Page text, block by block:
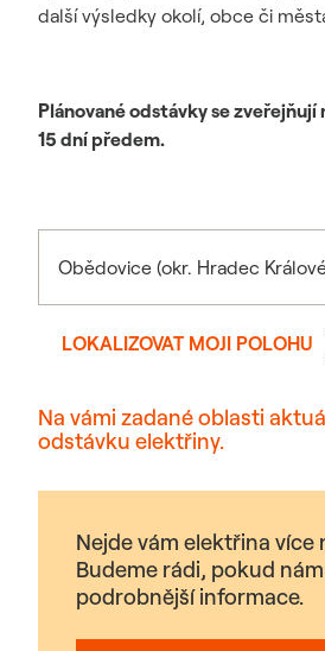
další výsledky okolí, obce či
Plánované odstávky se zveřejňují
15 dní předem.
LOKALIZOVAT MOJI POLOHU
Na vámi zadané oblasti
odstávku elektřiny.
Nejde vám elektřina více
Budeme rádi, pokud
podrobnější informace.